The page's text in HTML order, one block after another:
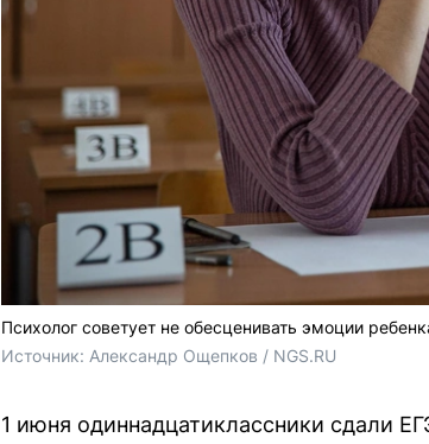
Психолог советует не обесценивать эмоции
Источник: Александр Ощепков / NGS.RU
1 июня одиннадцатиклассники сдали